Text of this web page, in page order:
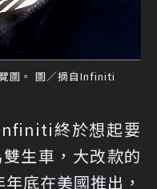
圖。 圖／摘自Infiniti
終於想起要
生車，大改款的
底在美國推出，